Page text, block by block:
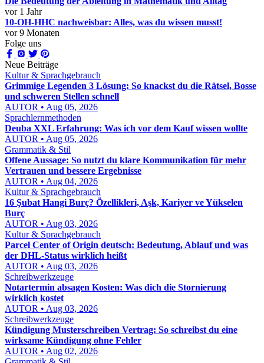
vor 1 Jahr
10-OH-HHC nachweisbar: Alles, was du wissen musst!
vor 9 Monaten
Folge uns
Neue Beiträge
Kultur & Sprachgebrauch
Grimmige Legenden 3 Lösung: So knackst du die Rätsel, Bosse
und schweren Stellen schnell
AUTOR • Aug 05, 2026
Sprachlernmethoden
Deuba XXL Erfahrung: Was ich vor dem Kauf wissen wollte
AUTOR • Aug 05, 2026
Grammatik & Stil
Offene Aussage: So nutzt du klare Kommunikation für mehr
Vertrauen und bessere Ergebnisse
AUTOR • Aug 04, 2026
Kultur & Sprachgebrauch
16 Şubat Hangi Burç? Özellikleri, Aşk, Kariyer ve Yükselen
Burç
AUTOR • Aug 03, 2026
Kultur & Sprachgebrauch
Parcel Center of Origin deutsch: Bedeutung, Ablauf und was
der DHL-Status wirklich heißt
AUTOR • Aug 03, 2026
Schreibwerkzeuge
Notartermin absagen Kosten: Was dich die Stornierung
wirklich kostet
AUTOR • Aug 03, 2026
Schreibwerkzeuge
Kündigung Musterschreiben Vertrag: So schreibst du eine
wirksame Kündigung ohne Fehler
AUTOR • Aug 02, 2026